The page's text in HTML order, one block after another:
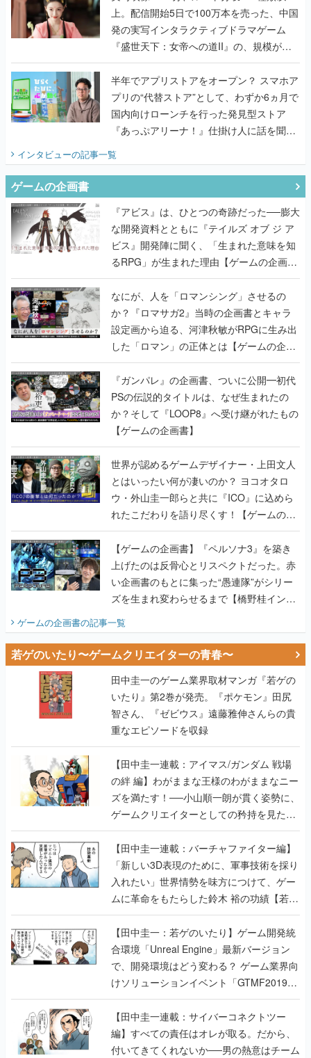
上。配信開始5日で100万本を売った、中国
発の実写インタラクティブドラマゲーム
『盛世天下：女帝への道II』の、規模が違
うこだわりをプロデューサーに聞いた
半年でアプリストアをオープン？ スマホア
プリの“代替ストア”として、わずか6ヵ月で
国内向けローンチを行った発見型ストア
『あっぷアリーナ！』仕掛け人に話を聞い
てみた
インタビューの記事一覧
ゲームの企画書
『アビス』は、ひとつの奇跡だった──膨大
な開発資料とともに『テイルズ オブ ジ ア
ビス』開発陣に聞く、「生まれた意味を知
るRPG」が生まれた理由【ゲームの企画
書】
なにが、人を「ロマンシング」させるの
か？『ロマサガ2』当時の企画書とキャラ
設定画から迫る、河津秋敏がRPGに生み出
した「ロマン」の正体とは【ゲームの企画
書】
『ガンパレ』の企画書、ついに公開━初代
PSの伝説的タイトルは、なぜ生まれたの
か？そして『LOOP8』へ受け継がれたもの
【ゲームの企画書】
世界が認めるゲームデザイナー・上田文人
とはいったい何が凄いのか？ ヨコオタロ
ウ・外山圭一郎らと共に『ICO』に込めら
れたこだわりを語り尽くす！【ゲームの企
画書】
【ゲームの企画書】『ペルソナ3』を築き
上げたのは反骨心とリスペクトだった。赤
い企画書のもとに集った“愚連隊”がシリー
ズを生まれ変わらせるまで【橋野桂インタ
ビュー】
ゲームの企画書の記事一覧
若ゲのいたり〜ゲームクリエイターの青春〜
田中圭一のゲーム業界取材マンガ『若ゲの
いたり』第2巻が発売。『ポケモン』田尻
智さん、『ゼビウス』遠藤雅伸さんらの貴
重なエピソードを収録
【田中圭一連載：アイマス/ガンダム 戦場
の絆 編】わがままな王様のわがままなニー
ズを満たす！──小山順一朗が貫く姿勢に、
ゲームクリエイターとしての矜持を見た
【若ゲのいたり最終回】
【田中圭一連載：バーチャファイター編】
「新しい3D表現のために、軍事技術を採り
入れたい」世界情勢を味方につけて、ゲー
ムに革命をもたらした鈴木 裕の功績【若ゲ
のいたり】
【田中圭一：若ゲのいたり】ゲーム開発統
合環境「Unreal Engine」最新バージョン
で、開発環境はどう変わる？ ゲーム業界向
けソリューションイベント「GTMF2019」
に行って、より理解を深めよう【PR】
【田中圭一連載：サイバーコネクトツー
編】すべての責任はオレが取る。だから、
付いてきてくれないか──男の熱意はチーム